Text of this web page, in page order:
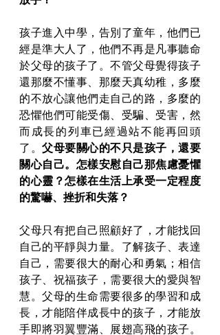
孩子進入中學，告別了童年，他們已
經是準大人了，他們不再是凡事聽命
於父母的孩子了。不管父母覺得孩子
還那麼不懂事、那麼天真幼稚，多麼
的不放心讓他們走自己的路，多麼的
恐懼他們可能受傷、受騙、受害，然
而成長的列車已經過站不能再回頭
了。父母要關心的不只是孩子，還要
關心自己。怎樣安慰自己那焦慮憂懼
的心靈？怎樣在生活上承受一定程度
的驚嚇、挫折和失落？
父母只有把自己照顧好了，才能找回
自己的平靜與力量。了解孩子、表達
自己，需要很大的耐心和勇氣；相信
孩子、祝福孩子，需要很大的愛與智
慧。父母的生命需要很多的學習和成
長，才能陪伴成長中的孩子，才能放
手即將羽翼豐滿、展翅高飛的孩子。